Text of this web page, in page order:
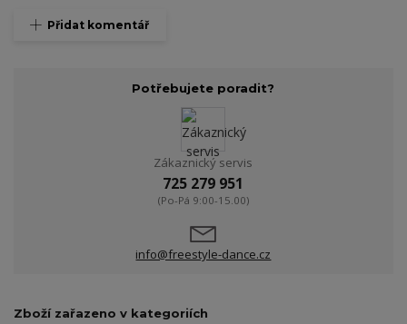
Přidat komentář
Potřebujete poradit?
Zákaznický servis
725 279 951
(Po-Pá 9:00-15.00)
info@freestyle-dance.cz
Zboží zařazeno v kategoriích